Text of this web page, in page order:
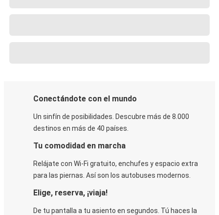
Conectándote con el mundo
Un sinfín de posibilidades. Descubre más de 8.000
destinos en más de 40 países.
Tu comodidad en marcha
Relájate con Wi-Fi gratuito, enchufes y espacio extra
para las piernas. Así son los autobuses modernos.
Elige, reserva, ¡viaja!
De tu pantalla a tu asiento en segundos. Tú haces la